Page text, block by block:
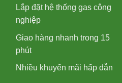
Lắp đặt hệ thống gas công
nghiệp
Giao hàng nhanh trong 15
phút
Nhiều khuyến mãi hấp dẫn